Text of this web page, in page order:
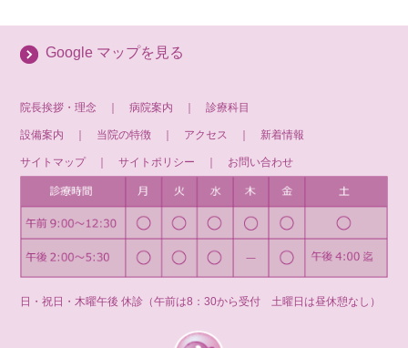
Google マップを見る
院長挨拶・理念 ｜病院案内 ｜診療科目
設備案内 当院の特徴 アクセス 新着情報
サイトマップ｜サイトポリシー お問い合わせ
日・祝日・木曜午後 休診（午前は8：30から受付 土曜日は昼休憩なし）